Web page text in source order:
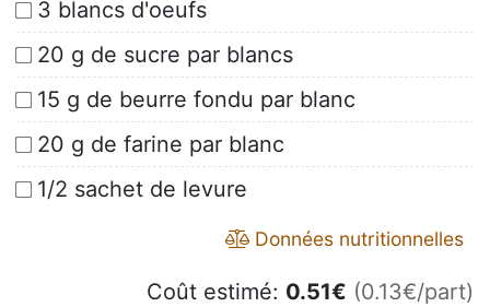
3 blancs d'oeufs
20 g de sucre par blancs
15 g de beurre fondu par blanc
20 g de farine par blanc
1/2 sachet de levure
Données nutritionnelles
Coût estimé: 0.51€ (0.13€/part)